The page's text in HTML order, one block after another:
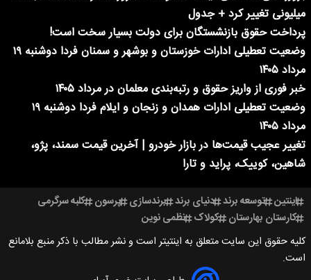
میلیونی تغییر کرد + جدول
پرداخت حقوق بازنشستگان برای دولت بسیار سخت است!
وضعیت تعطیلی ادارات خوزستان و بوشهر و سمنان فردا دوشنبه ۱۹
مرداد ۱۴۰۵
خبر فوری از واریز حقوق و رتبه‌بندی معلمان در مرداد ۱۴۰۵
وضعیت تعطیلی ادارات همدان و زنجان و ایلام فردا دوشنبه ۱۹
مرداد ۱۴۰۵
تغییر عجیب قیمت‌ها در بازار خودرو | آخرین قیمت سمند، پژو،
شاهین، کوییک، پراید و تارا
اینتین توسعه برند دنیای برند برندسازی پرسون کلبه سرگرمی
کارستان بهارستان کولاک نظمی نوین
کلیه حقوق این سایت متعلق به اینتیتر است و نشر مطالب با ذکر منبع بلامانع
است.